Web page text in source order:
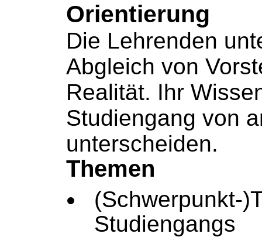
Orientierung
Die Lehrenden
Abgleich von
Realität. Ihr
Studiengang von
unterscheiden.
Themen
(Schwerpunkt-
Studiengangs